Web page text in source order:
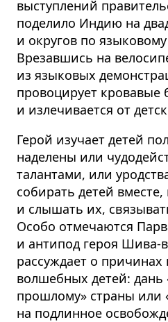
выступлений
поделило Индию на
и округов по
Врезавшись на
из языковых
провоцирует кровавые
и излечивается от
Герой изучает детей
наделены или
талантами, или
собирать детей вместе,
и слышать их,
Особо отмечаются
и антипод героя Шива-
рассуждает о причинах
волшебных детей: дань
прошлому» страны или
на подлинное